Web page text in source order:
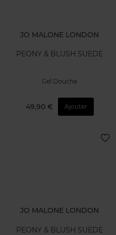
JO MALONE LONDON
PEONY & BLUSH SUEDE
Gel Douche
49,90 € Ajouter
JO MALONE LONDON
PEONY & BLUSH SUEDE